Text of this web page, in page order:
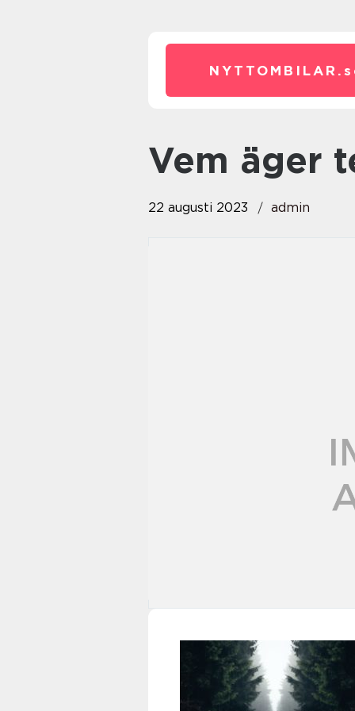
NYTTOMBILAR.
vem äger
22 augusti 2023 admin